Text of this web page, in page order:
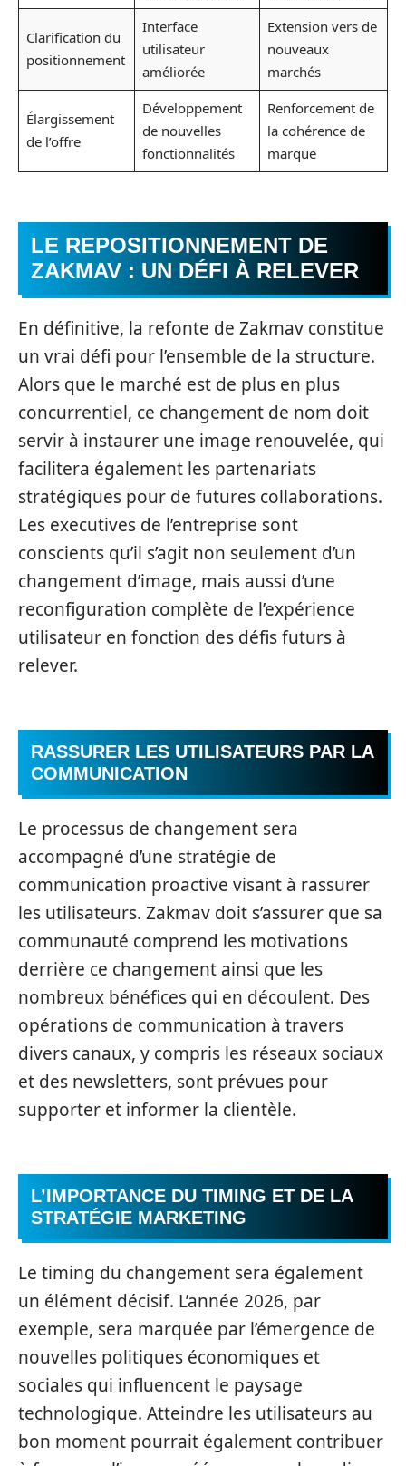
Clarification du
positionnement
Interface
utilisateur
améliorée
Extension vers de
nouveaux
marchés
Élargissement
de l’offre
Développement
de nouvelles
fonctionnalités
Renforcement de
la cohérence de
marque
LE REPOSITIONNEMENT DE
ZAKMAV : UN DÉFI À RELEVER
En définitive, la refonte de Zakmav constitue
un vrai défi pour l’ensemble de la structure.
Alors que le marché est de plus en plus
concurrentiel, ce changement de nom doit
servir à instaurer une image renouvelée, qui
facilitera également les partenariats
stratégiques pour de futures collaborations.
Les executives de l’entreprise sont
conscients qu’il s’agit non seulement d’un
changement d’image, mais aussi d’une
reconfiguration complète de l’expérience
utilisateur en fonction des défis futurs à
relever.
RASSURER LES UTILISATEURS PAR LA
COMMUNICATION
Le processus de changement sera
accompagné d’une stratégie de
communication proactive visant à rassurer
les utilisateurs. Zakmav doit s’assurer que sa
communauté comprend les motivations
derrière ce changement ainsi que les
nombreux bénéfices qui en découlent. Des
opérations de communication à travers
divers canaux, y compris les réseaux sociaux
et des newsletters, sont prévues pour
supporter et informer la clientèle.
L’IMPORTANCE DU TIMING ET DE LA
STRATÉGIE MARKETING
Le timing du changement sera également
un élément décisif. L’année 2026, par
exemple, sera marquée par l’émergence de
nouvelles politiques économiques et
sociales qui influencent le paysage
technologique. Atteindre les utilisateurs au
bon moment pourrait également contribuer